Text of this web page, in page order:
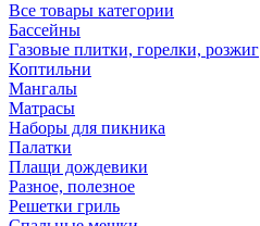
Все товары категории
Бассейны
Газовые плитки, горелки, розжиг
Коптильни
Мангалы
Матрасы
Наборы для пикника
Палатки
Плащи дождевики
Разное, полезное
Решетки гриль